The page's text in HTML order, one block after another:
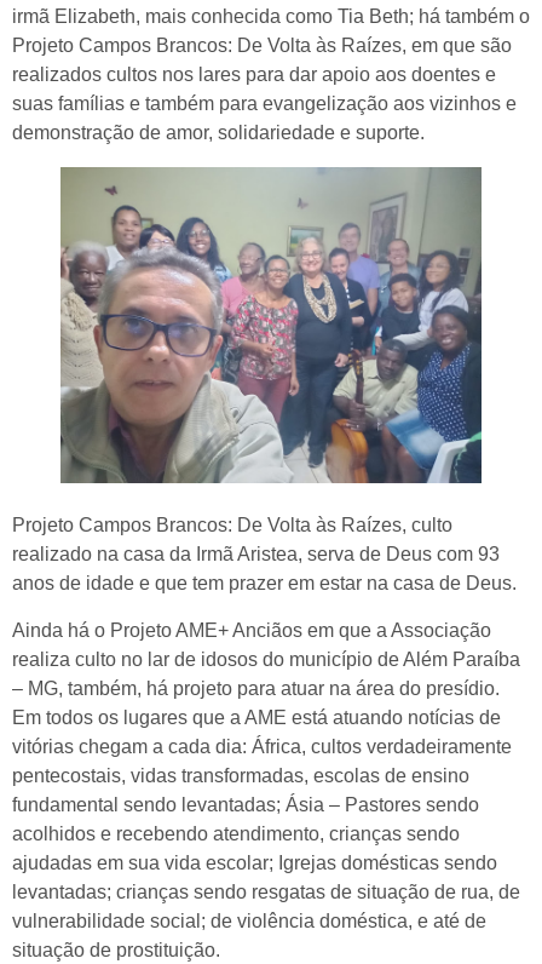
irmã Elizabeth, mais conhecida como Tia Beth; há também o
Projeto Campos Brancos: De Volta às Raízes, em que são
realizados cultos nos lares para dar apoio aos doentes e
suas famílias e também para evangelização aos vizinhos e
demonstração de amor, solidariedade e suporte.
Projeto Campos Brancos: De Volta às Raízes, culto
realizado na casa da Irmã Aristea, serva de Deus com 93
anos de idade e que tem prazer em estar na casa de Deus.
Ainda há o Projeto AME+ Anciãos em que a Associação
realiza culto no lar de idosos do município de Além Paraíba
– MG, também, há projeto para atuar na área do presídio.
Em todos os lugares que a AME está atuando notícias de
vitórias chegam a cada dia: África, cultos verdadeiramente
pentecostais, vidas transformadas, escolas de ensino
fundamental sendo levantadas; Ásia – Pastores sendo
acolhidos e recebendo atendimento, crianças sendo
ajudadas em sua vida escolar; Igrejas domésticas sendo
levantadas; crianças sendo resgatas de situação de rua, de
vulnerabilidade social; de violência doméstica, e até de
situação de prostituição.